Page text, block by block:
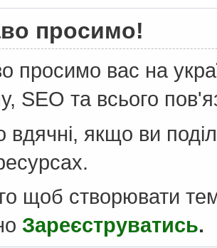
просимо!
просимо вас на
SEO та всього
вдячні, якщо ви
щоб створювати
Зареєструватись.